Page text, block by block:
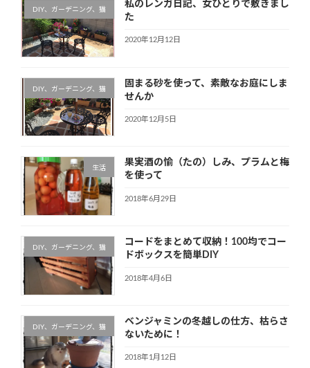
DIY、ガーデニング、猫
私のレンガ日記、女ひとりで敷きまし
た
2020年12月12日
DIY、ガーデニング、猫
固まる砂を使って、素敵なお庭にしま
せんか
2020年12月5日
生活
果実酒の愉（たの）しみ、プラムと梅
を使って
2018年6月29日
DIY、ガーデニング、猫
コードをまとめて収納！100均でコー
ドボックスを簡単DIY
2018年4月6日
DIY、ガーデニング、猫
ベンジャミンの冬越しの仕方、枯らさ
ないために！
2018年1月12日